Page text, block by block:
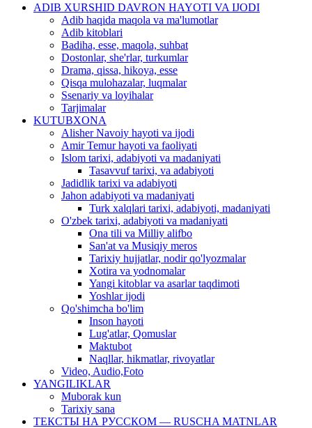
ADIB XURSHID DAVRON HAYOTI VA IJODI
Adib haqida maqola va ma'lumotlar
Adib kitoblari
Badiha, esse, maqola, suhbat
Dostonlar, she'rlar, turkumlar
Drama, qissa, hikoya, esse
Qisqa mulohazalar, luqmalar
Ssenariy va loyihalar
Tarjimalar
KUTUBXONA
Alisher Navoiy hayoti va ijodi
Amir Temur hayoti va faoliyati
Islom tarixi, adabiyoti va madaniyati
Tasavvuf tarixi, va adabiyoti
Jadidlik tarixi va adabiyoti
Jahon adabiyoti va madaniyati
Turk xalqlari tarixi, adabiyoti, madaniyati
O'zbek tarixi, adabiyoti va madaniyati
Ona tili va Milliy alifbo
San'at va Musiqiy meros
Tarixiy hujjatlar, nodir qo'lyozmalar
Xotira va yodnomalar
Yangi kitoblar va asarlar taqdimoti
Yoshlar ijodi
Qo'shimcha bo'lim
Inson hayoti
Lug'atlar, Qomuslar
Maktubot
Naqllar, hikmatlar, rivoyatlar
Video, Audio,Foto
YANGILIKLAR
Muborak kun
Tarixiy sana
ТЕКСТЫ НА РУССКОМ — RUSCHA MATNLAR